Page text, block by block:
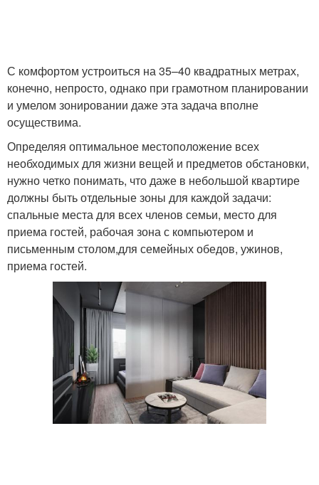
С комфортом устроиться на 35–40 квадратных метрах,
конечно, непросто, однако при грамотном планировании
и умелом зонировании даже эта задача вполне
осуществима.
Определяя оптимальное местоположение всех
необходимых для жизни вещей и предметов обстановки,
нужно четко понимать, что даже в небольшой квартире
должны быть отдельные зоны для каждой задачи:
спальные места для всех членов семьи, место для
приема гостей, рабочая зона с компьютером и
письменным столом,для семейных обедов, ужинов,
приема гостей.